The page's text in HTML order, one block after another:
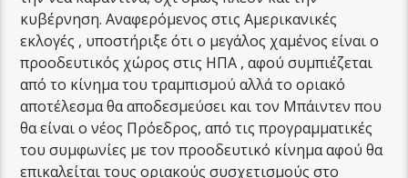
κυβέρνηση. Αναφερόμενος στις Αμερικανικές
εκλογές , υποστήριξε ότι ο μεγάλος χαμένος είναι ο
προοδευτικός χώρος στις ΗΠΑ , αφού συμπιέζεται
από το κίνημα του τραμπισμού αλλά το οριακό
αποτέλεσμα θα αποδεσμεύσει και τον Μπάιντεν που
θα είναι ο νέος Πρόεδρος, από τις προγραμματικές
του συμφωνίες με τον προοδευτικό κίνημα αφού θα
επικαλείται τους οριακούς συσχετισμούς στο